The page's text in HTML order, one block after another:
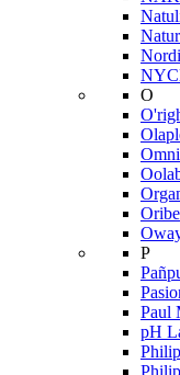
O
Oribe
P
Paul
pH